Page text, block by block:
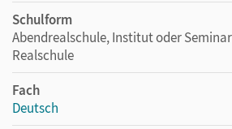
Schulform
Abendrealschule, Institut oder Seminar
Realschule
Fach
Deutsch